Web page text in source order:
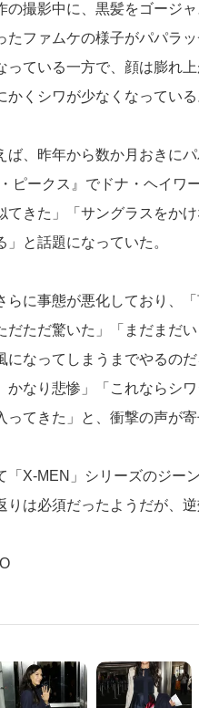
の撮影中に、黒髪をゴージ
たファムケの様子がパパラ
っている一方で、顔は膨れ
かくシワが少なくなっている
ば、昨年から数か月おきに
ピークス』でドナ・ヘイワ
てきた」「サングラスをか
」と話題になっていた。
らに事態が悪化しており、
だただ驚いた」「まだまだ
になってしまうまでやるの
かなり悲惨」「これならシ
ってきた」と、衝撃の声が寄
「X-MEN」シリーズのジー
りは必須だったようだが、